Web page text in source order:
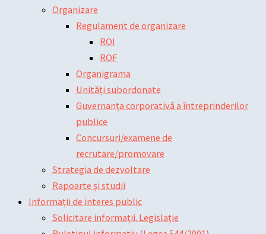
Organizare
Regulament de organizare
ROI
ROF
Organigrama
Unități subordonate
Guvernanța corporativă a întreprinderilor
publice
Concursuri/examene de
recrutare/promovare
Strategia de dezvoltare
Rapoarte și studii
Informații de interes public
Solicitare informații. Legislație